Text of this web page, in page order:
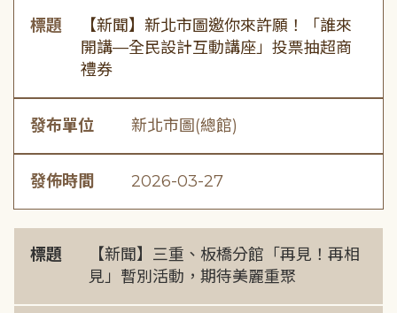
標題
【新聞】新北市圖邀你來許願！「誰來
開講—全民設計互動講座」投票抽超商
禮券
發布單位 新北市圖(總館)
發佈時間 2026-03-27
標題
【新聞】三重、板橋分館「再見！再相
見」暫別活動，期待美麗重聚